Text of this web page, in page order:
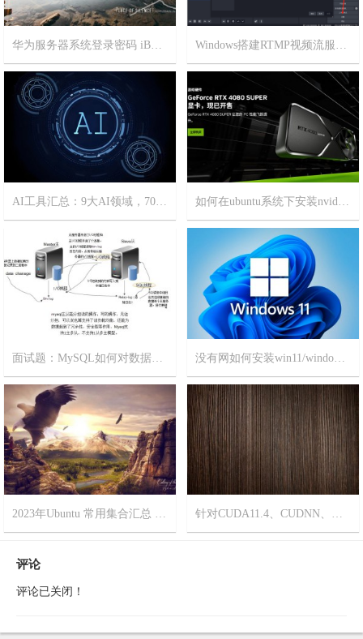
华为服务器系统登录密码 iBMC BIOS 密码和管理口地址
2025-8-6
Windows搭建RTMP视频流服务器
2025-7-30 13
AI工具汇总：9大AI领域，70+精选AI工具 如何在ubuntu系统下安装nvidia显卡驱动？
2024-3-7
2023-11-8
没有网如何安装win11/windows11?
2023-9-18 19
2023年Ubuntu 常用集合汇总 更新时间[2023年6月6日] 针对CUDA11.4、CUDNN、如何安装Pytorch版本
评论
评论已关闭！